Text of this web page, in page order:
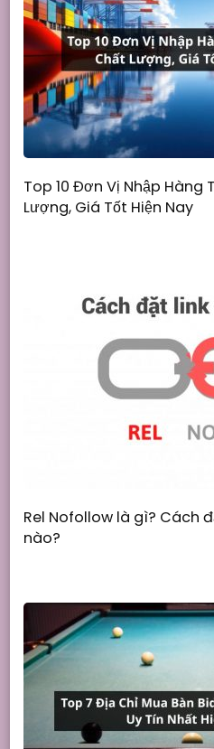
Top 10 Đơn Vị Nhập Hàng
Lượng, Giá Tốt Hiện Nay
Rel Nofollow là gì? Cách
nào?